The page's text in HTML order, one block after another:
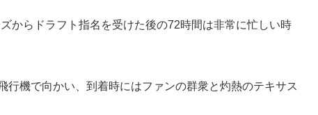
からドラフト指名を受けた後の72時間は非常に忙しい時
行機で向かい、到着時にはファンの群衆と灼熱のテキサス